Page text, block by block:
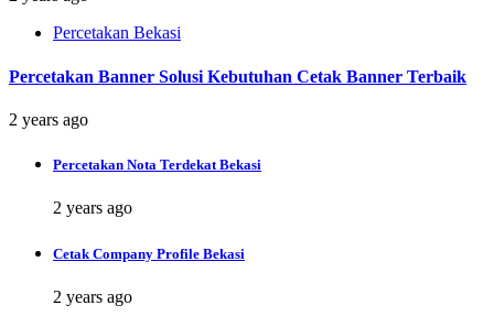
Percetakan Bekasi
Percetakan Banner Solusi Kebutuhan Cetak Banner Terbaik
2 years ago
Percetakan Nota Terdekat Bekasi
2 years ago
Cetak Company Profile Bekasi
2 years ago